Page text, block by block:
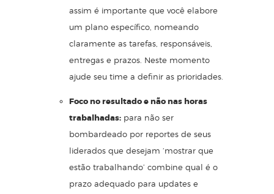
assim é importante que você elabore
um plano específico, nomeando
claramente as tarefas, responsáveis,
entregas e prazos. Neste momento
ajude seu time a definir as prioridades.
Foco no resultado e não nas horas
trabalhadas: para não ser
bombardeado por reportes de seus
liderados que desejam ‘mostrar que
estão trabalhando’ combine qual é o
prazo adequado para updates e